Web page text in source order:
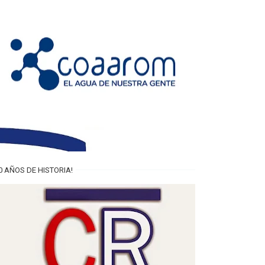
AÑOS DE HISTORIA!